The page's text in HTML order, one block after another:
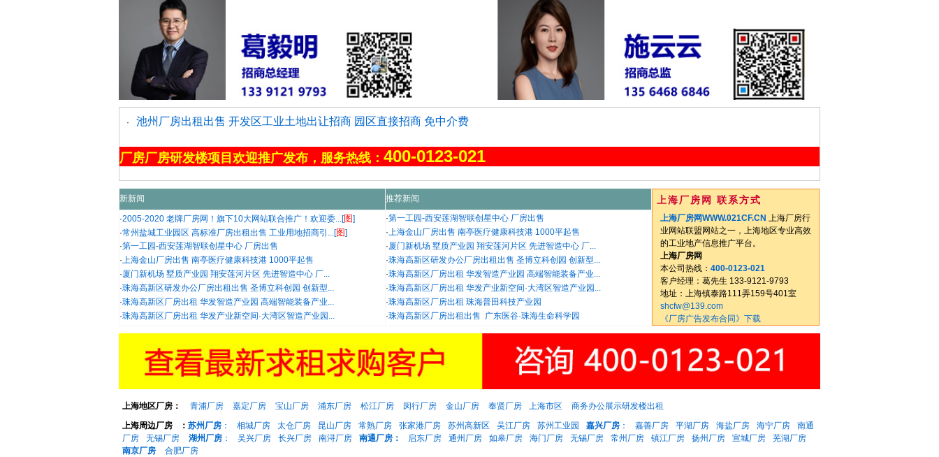
· 池州厂房出租出售 开发区工业土地出让招商 园区直接招商 免中介费
厂房厂房研发楼项目欢迎推广发布，服务热线： 400-0123-021
新新闻 推荐新闻 上海厂房网 联系方式
上海厂房网WWW.021CF.CN 上海厂房行
业网站联盟网站之一，上海地区专业高效
的工业地产信息推广平台。
上海厂房网
本公司热线： 400-0123-021
客户经理：葛先生 133-9121-9793
地址：上海镇泰路111弄159号401室
shcfw@139.com
《厂房广告发布合同》下载
·2005-2020 老牌厂房网！旗下10大网站联合推广！欢迎委...[图]
·常州盐城工业园区 高标准厂房出租出售 工业用地招商引...[图]
·第一工园-西安莲湖智联创星中心 厂房出售
·上海金山厂房出售 南亭医疗健康科技港 1000平起售
·厦门新机场 墅质产业园 翔安莲河片区 先进智造中心 厂...
·珠海高新区研发办公厂房出租出售 圣博立科创园 创新型...
·珠海高新区厂房出租 华发智造产业园 高端智能装备产业...
·珠海高新区厂房出租 华发产业新空间·大湾区智造产业园...
·第一工园-西安莲湖智联创星中心 厂房出售
·上海金山厂房出售 南亭医疗健康科技港 1000平起售
·厦门新机场 墅质产业园 翔安莲河片区 先进智造中心 厂...
·珠海高新区研发办公厂房出租出售 圣博立科创园 创新型...
·珠海高新区厂房出租 华发智造产业园 高端智能装备产业...
·珠海高新区厂房出租 华发产业新空间·大湾区智造产业园...
·珠海高新区厂房出租 珠海普田科技产业园
·珠海高新区厂房出租出售 广东医谷·珠海生命科学园
上海地区厂房： 青浦厂房 嘉定厂房 宝山厂房 浦东厂房 松江厂房 闵行厂房 金山厂房 奉贤厂房 上海市区
商务办公展示研发楼出租
上海周边厂房
： 苏州厂房 ： 相城厂房 太仓厂房 昆山厂房 常熟厂房 张家港厂房 苏州高新区 吴江厂房 苏州工业园 嘉兴厂房 ： 嘉善厂房 平湖厂房 海盐厂房 海宁厂房
南通
厂房
无锡厂房 湖州厂房 ： 吴兴厂房 长兴厂房 南浔厂房 南通厂房： 启东厂房 通州厂房 如皋厂房 海门厂房 无锡厂房 常州厂房 镇江厂房 扬州厂房 宣城厂房
芜湖厂房
南京厂房
合肥厂房